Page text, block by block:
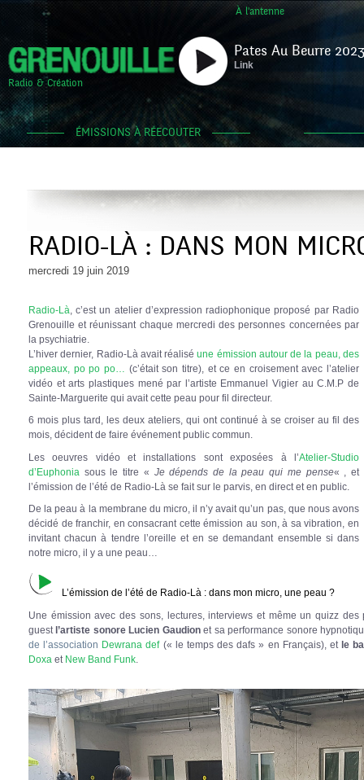
À l'antenne
Radio & Création
Pates Au Beurre
Link
ÉMISSIONS À RÉECOUTER
RADIO-LÀ : DANS MON
mercredi 19 juin 2019
Radio-Là , c’est un atelier d’expression radiophonique proposé par Radio
Grenouille et réunissant chaque mercredi des personnes concernées par
la psychiatrie.
L’hiver dernier, Radio-Là avait réaliséune émission autour de la peau, des
appeaux, po po po…
(c’était son titre), et ce en croisement avec l’atelier
vidéo et arts plastiques mené par l’artiste Emmanuel Vigier au C.M.P de
Sainte-Marguerite qui avait cette peau pour fil directeur.
6 mois plus tard, les deux ateliers, qui ont continué à se croiser au fil des
mois, décident de faire événement public commun.
Les oeuvres vidéo et installations sont exposées à l’Atelier-Studio
d’Euphonia sous le titre « Je dépends de la peau qui me pense« , et
l’émission de l’été de Radio-Là se fait sur le parvis, en direct et en public.
De la peau à la membrane du micro, il n’y avait qu’un pas, que nous avons
décidé de franchir, en consacrant cette émission au son, à sa vibration, en
invitant chacun à tendre l’oreille et en se demandant ensemble si dans
notre micro, il y a une peau…
L’émission de l’été de Radio-Là : dans mon micro, une peau ?
Une émission avec des sons, lectures, interviews et même un quizz des
guestl’artiste sonore Lucien Gaudion et sa performance sonore
de l’association Dewrana def(« le temps des dafs » en Français), etle
Doxa et New Band Funk